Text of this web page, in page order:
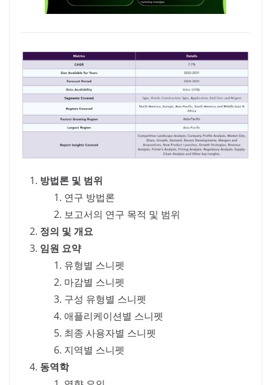
방법론 및 범위
연구 방법론
보고서의 연구 목적 및 범위
정의 및 개요
임원 요약
유형별 스니펫
마감별 스니펫
구성 유형별 스니펫
애플리케이션별 스니펫
최종 사용자별 스니펫
지역별 스니펫
동역학